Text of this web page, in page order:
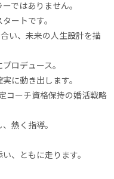
ではありません。
ートです。
い、未来の人生設計を描
ロデュース。
に動き出します。
コーチ資格保持の婚活戦略
熱く指導。
、ともに走ります。